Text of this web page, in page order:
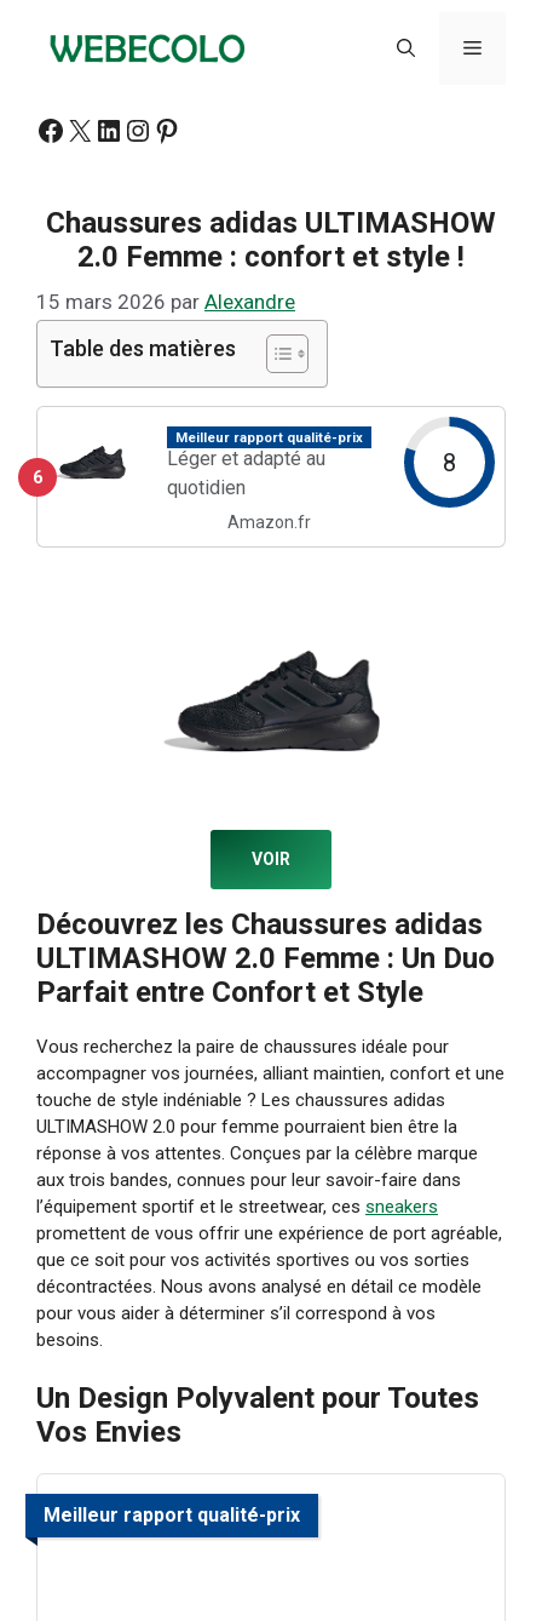
Menu
Facebook
X LinkedIn
Instagram
Pinterest
Chaussures adidas ULTIMASHOW
2.0 Femme : confort et style !
15 mars 2026 par Alexandre
Table des matières
6
Meilleur rapport qualité-prix
Léger et adapté au
quotidien
8
Amazon.fr
VOIR
Découvrez les Chaussures adidas
ULTIMASHOW 2.0 Femme : Un Duo
Parfait entre Confort et Style
Vous recherchez la paire de chaussures idéale pour
accompagner vos journées, alliant maintien, confort et une
touche de style indéniable ? Les chaussures adidas
ULTIMASHOW 2.0 pour femme pourraient bien être la
réponse à vos attentes. Conçues par la célèbre marque
aux trois bandes, connues pour leur savoir-faire dans
l’équipement sportif et le streetwear, ces sneakers
promettent de vous offrir une expérience de port agréable,
que ce soit pour vos activités sportives ou vos sorties
décontractées. Nous avons analysé en détail ce modèle
pour vous aider à déterminer s’il correspond à vos
besoins.
Un Design Polyvalent pour Toutes
Vos Envies
Meilleur rapport qualité-prix